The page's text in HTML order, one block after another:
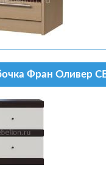
Фран Оливер